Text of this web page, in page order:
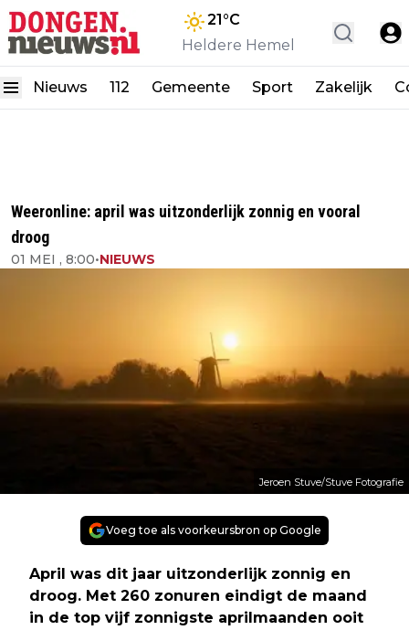
21°C
Heldere Hemel
Nieuws 112 Gemeente Sport Zakelijk
Weeronline: april was uitzonderlijk zonnig en vooral
droog
01 MEI , 8:00•NIEUWS
Jeroen Stuve/Stuve Fotografie
Voeg toe als voorkeursbron op Google
April was dit jaar uitzonderlijk zonnig en
droog. Met 260 zonuren eindigt de maand
in de top vijf zonnigste aprilmaanden ooit